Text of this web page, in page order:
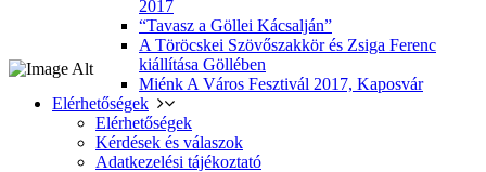
2017
“Tavasz a Göllei Kácsalján”
A Töröcskei Szövőszakkör és Zsiga Ferenc
kiállítása Göllében
Miénk A Város Fesztivál 2017, Kaposvár
Elérhetőségek
Elérhetőségek
Kérdések és válaszok
Adatkezelési tájékoztató